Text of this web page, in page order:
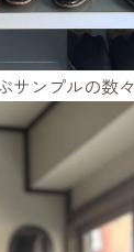
サンプルの数々